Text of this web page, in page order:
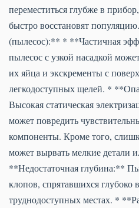
переместиться глубже в
быстро восстановят
(пылесос):** * **Частичная
пылесос с узкой насадкой
их яйца и экскременты с
легкодоступных щелей. *
Высокая статическая
может повредить
компоненты. Кроме того,
может вырвать мелкие детали
**Недостаточная глубина:**
клопов, спрятавшихся глубоко
труднодоступных местах. *